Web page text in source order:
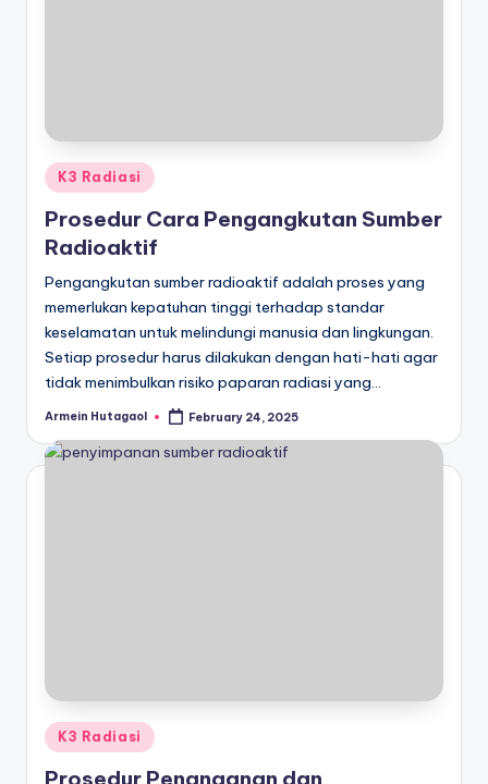
Posted
in
K3 Radiasi
Prosedur Cara Pengangkutan Sumber
Radioaktif
Pengangkutan sumber radioaktif adalah proses yang
memerlukan kepatuhan tinggi terhadap standar
keselamatan untuk melindungi manusia dan lingkungan.
Setiap prosedur harus dilakukan dengan hati-hati agar
tidak menimbulkan risiko paparan radiasi yang…
Posted
Armein Hutagaol February 24, 2025
Posted
in
K3 Radiasi
Prosedur Penanganan dan